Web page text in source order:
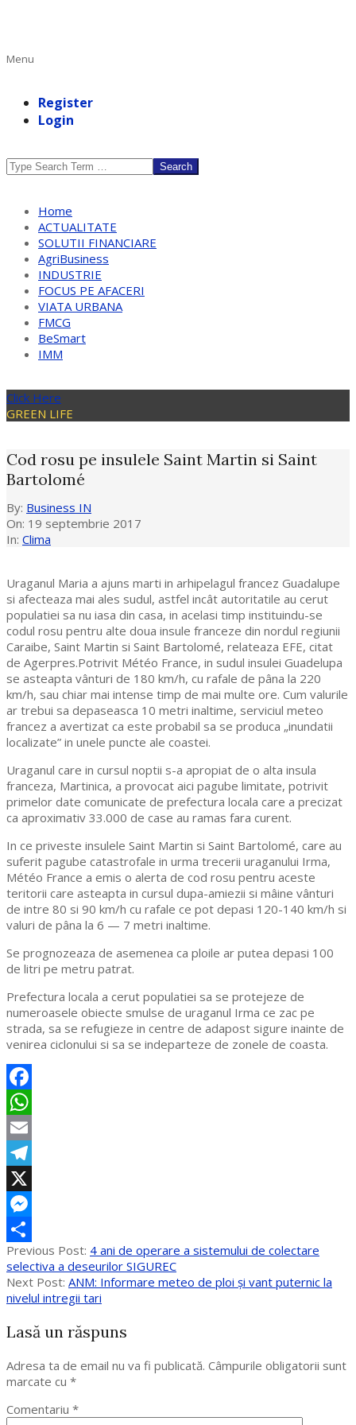
Primary
Menu
Register
Login
Search
Home
ACTUALITATE
SOLUTII FINANCIARE
AgriBusiness
INDUSTRIE
FOCUS PE AFACERI
VIATA URBANA
FMCG
BeSmart
IMM
Click Here
GREEN LIFE
Cod rosu pe insulele Saint Martin si Saint
Bartolomé
By: Business IN
On: 19 septembrie 2017
In: Clima
Uraganul Maria a ajuns marti in arhipelagul francez Guadalupe
si afecteaza mai ales sudul, astfel incât autoritatile au cerut
populatiei sa nu iasa din casa, in acelasi timp instituindu-se
codul rosu pentru alte doua insule franceze din nordul regiunii
Caraibe, Saint Martin si Saint Bartolomé, relateaza EFE, citat
de Agerpres.Potrivit Météo France, in sudul insulei Guadelupa
se asteapta vânturi de 180 km/h, cu rafale de pâna la 220
km/h, sau chiar mai intense timp de mai multe ore. Cum valurile
ar trebui sa depaseasca 10 metri inaltime, serviciul meteo
francez a avertizat ca este probabil sa se produca „inundatii
localizate” in unele puncte ale coastei.
Uraganul care in cursul noptii s-a apropiat de o alta insula
franceza, Martinica, a provocat aici pagube limitate, potrivit
primelor date comunicate de prefectura locala care a precizat
ca aproximativ 33.000 de case au ramas fara curent.
In ce priveste insulele Saint Martin si Saint Bartolomé, care au
suferit pagube catastrofale in urma trecerii uraganului Irma,
Météo France a emis o alerta de cod rosu pentru aceste
teritorii care asteapta in cursul dupa-amiezii si mâine vânturi
de intre 80 si 90 km/h cu rafale ce pot depasi 120-140 km/h si
valuri de pâna la 6 — 7 metri inaltime.
Se prognozeaza de asemenea ca ploile ar putea depasi 100
de litri pe metru patrat.
Prefectura locala a cerut populatiei sa se protejeze de
numeroasele obiecte smulse de uraganul Irma ce zac pe
strada, sa se refugieze in centre de adapost sigure inainte de
venirea ciclonului si sa se indeparteze de zonele de coasta.
Facebook
WhatsApp
Email
Telegram
X
Messenger
Partajează
2017-
09-
19
Previous Post: 4 ani de operare a sistemului de colectare
selectiva a deseurilor SIGUREC
Next Post: ANM: Informare meteo de ploi și vant puternic la
nivelul intregii tari
Lasă un răspuns
Adresa ta de email nu va fi publicată. Câmpurile obligatorii sunt
marcate cu *
Comentariu *